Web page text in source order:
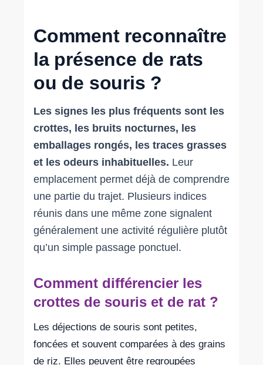
Comment reconnaître
la présence de rats
ou de souris ?
Les signes les plus fréquents sont les
crottes, les bruits nocturnes, les
emballages rongés, les traces grasses
et les odeurs inhabituelles. Leur
emplacement permet déjà de comprendre
une partie du trajet. Plusieurs indices
réunis dans une même zone signalent
généralement une activité régulière plutôt
qu’un simple passage ponctuel.
Comment différencier les
crottes de souris et de rat ?
Les déjections de souris sont petites,
foncées et souvent comparées à des grains
de riz. Elles peuvent être regroupées